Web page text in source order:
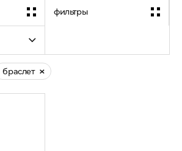
фильтры
браслет